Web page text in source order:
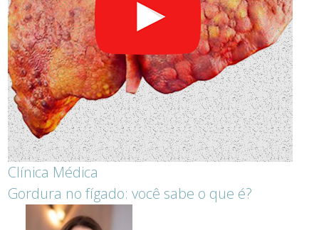
Clínica Médica
Gordura no fígado: você sabe o que é?